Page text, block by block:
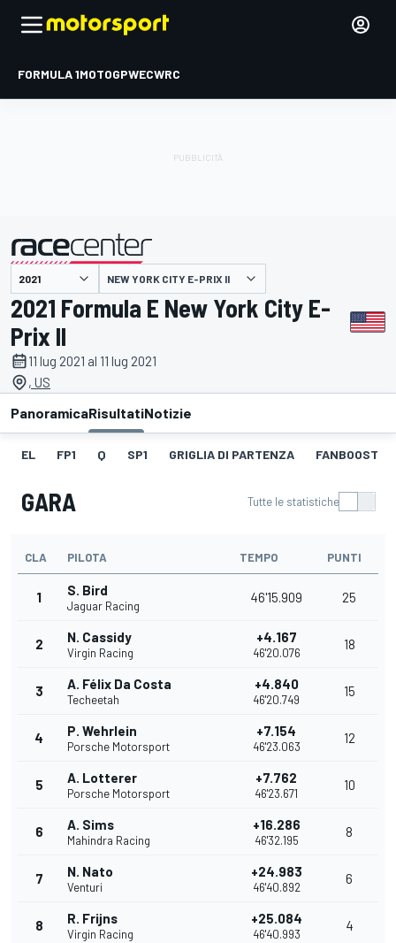
FORMULA 1MOTOGPWECWRC
presentato da NEW YORK CITY E-PRIX II
2021 Formula E New York City E-
Prix II
11 lug 2021 al 11 lug 2021
, US
PanoramicaRisultatiNotizie
EL FP1 Q SP1 GRIGLIA DI PARTENZA FANBOOST
GARA Tutte le statistiche
CLA PILOTA TEMPO PUNTI
1 S. Bird
Jaguar Racing
46'15.909 25
2 N. Cassidy
Virgin Racing
+4.167
46'20.076
18
3 A. Félix Da Costa
Techeetah
+4.840
46'20.749
15
4 P. Wehrlein
Porsche Motorsport
+7.154
46'23.063
12
5 A. Lotterer
Porsche Motorsport
+7.762
46'23.671
10
6 A. Sims
Mahindra Racing
+16.286
46'32.195
8
7 N. Nato
Venturi
+24.983
46'40.892
6
8 R. Frijns
Virgin Racing
+25.084
46'40.993
4